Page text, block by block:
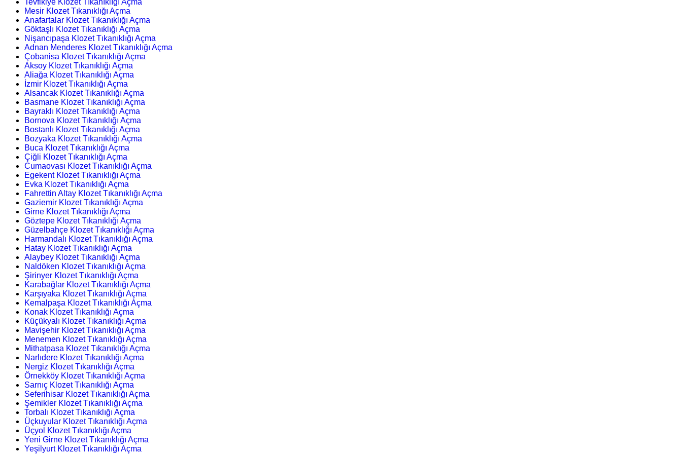
Tevfikiye Klozet Tıkanıklığı Açma
Mesir Klozet Tıkanıklığı Açma
Anafartalar Klozet Tıkanıklığı Açma
Göktaşlı Klozet Tıkanıklığı Açma
Nişancıpaşa Klozet Tıkanıklığı Açma
Adnan Menderes Klozet Tıkanıklığı Açma
Çobanisa Klozet Tıkanıklığı Açma
Aksoy Klozet Tıkanıklığı Açma
Aliağa Klozet Tıkanıklığı Açma
İzmir Klozet Tıkanıklığı Açma
Alsancak Klozet Tıkanıklığı Açma
Basmane Klozet Tıkanıklığı Açma
Bayraklı Klozet Tıkanıklığı Açma
Bornova Klozet Tıkanıklığı Açma
Bostanlı Klozet Tıkanıklığı Açma
Bozyaka Klozet Tıkanıklığı Açma
Buca Klozet Tıkanıklığı Açma
Çiğli Klozet Tıkanıklığı Açma
Cumaovası Klozet Tıkanıklığı Açma
Egekent Klozet Tıkanıklığı Açma
Evka Klozet Tıkanıklığı Açma
Fahrettin Altay Klozet Tıkanıklığı Açma
Gaziemir Klozet Tıkanıklığı Açma
Girne Klozet Tıkanıklığı Açma
Göztepe Klozet Tıkanıklığı Açma
Güzelbahçe Klozet Tıkanıklığı Açma
Harmandalı Klozet Tıkanıklığı Açma
Hatay Klozet Tıkanıklığı Açma
Alaybey Klozet Tıkanıklığı Açma
Naldöken Klozet Tıkanıklığı Açma
Şirinyer Klozet Tıkanıklığı Açma
Karabağlar Klozet Tıkanıklığı Açma
Karşıyaka Klozet Tıkanıklığı Açma
Kemalpaşa Klozet Tıkanıklığı Açma
Konak Klozet Tıkanıklığı Açma
Küçükyalı Klozet Tıkanıklığı Açma
Mavişehir Klozet Tıkanıklığı Açma
Menemen Klozet Tıkanıklığı Açma
Mithatpasa Klozet Tıkanıklığı Açma
Narlıdere Klozet Tıkanıklığı Açma
Nergiz Klozet Tıkanıklığı Açma
Örnekköy Klozet Tıkanıklığı Açma
Sarnıç Klozet Tıkanıklığı Açma
Seferihisar Klozet Tıkanıklığı Açma
Şemikler Klozet Tıkanıklığı Açma
Torbalı Klozet Tıkanıklığı Açma
Üçkuyular Klozet Tıkanıklığı Açma
Üçyol Klozet Tıkanıklığı Açma
Yeni Girne Klozet Tıkanıklığı Açma
Yeşilyurt Klozet Tıkanıklığı Açma